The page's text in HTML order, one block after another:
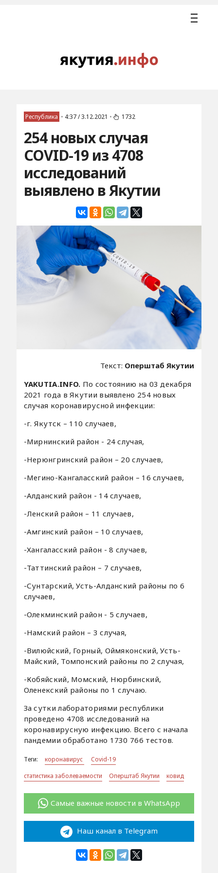
Республика • 4:37 / 3.12.2021 • 1732
254 новых случая
COVID-19 из 4708
исследований
выявлено в Якутии
Текст: Оперштаб Якутии
YAKUTIA.INFO. По состоянию на 03 декабря
2021 года в Якутии выявлено 254 новых
случая коронавирусной инфекции:
-г. Якутск – 110 случаев,
-Мирнинский район - 24 случая,
-Нерюнгринский район – 20 случаев,
-Мегино-Кангаласский район – 16 случаев,
-Алданский район - 14 случаев,
-Ленский район – 11 случаев,
-Амгинский район – 10 случаев,
-Хангаласский район - 8 случаев,
-Таттинский район – 7 случаев,
-Сунтарский, Усть-Алданский районы по 6
случаев,
-Олекминский район - 5 случаев,
-Намский район – 3 случая,
-Вилюйский, Горный, Оймяконский, Усть-
Майский, Томпонский районы по 2 случая,
-Кобяйский, Момский, Нюрбинский,
Оленекский районы по 1 случаю.
За сутки лабораториями республики
проведено 4708 исследований на
коронавирусную инфекцию. Всего с начала
пандемии обработано 1730 766 тестов.
Теги: коронавирус
Covid-19
статистика заболеваемости
Оперштаб Якутии ковид
Самые важные новости в WhatsApp
Наш канал в Telegram